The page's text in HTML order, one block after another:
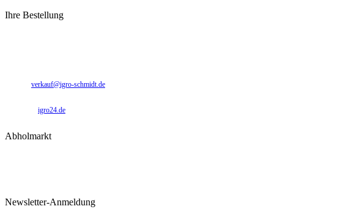
Ihre Bestellung
verkauf@igro-schmidt.de
igro24.de
Abholmarkt
Newsletter-Anmeldung